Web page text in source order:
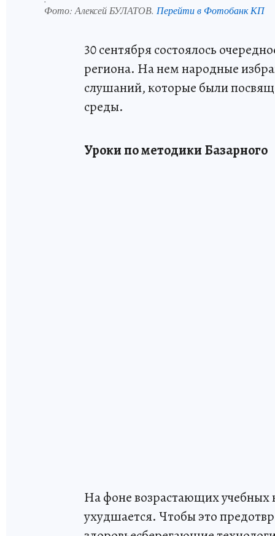
Фото: Алексей БУЛАТОВ. Перейти в Фотобанк КП
30 сентября состоялось
региона. На нем народные
слушаний, которые были
среды.
Уроки по методики Базарного
На фоне возрастающих учебных
ухудшается. Чтобы это